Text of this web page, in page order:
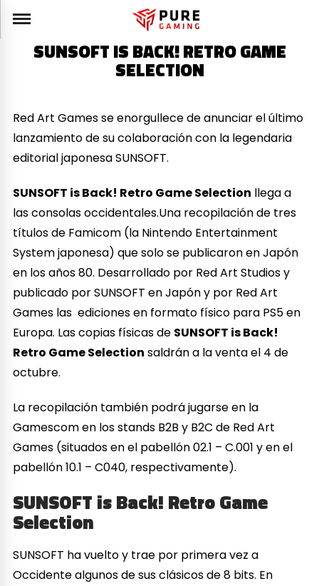
SUNSOFT IS BACK! RETRO GAME
SELECTION
Red Art Games se enorgullece de anunciar el último
lanzamiento de su colaboración con la legendaria
editorial japonesa SUNSOFT.
SUNSOFT is Back! Retro Game Selection llega a
las consolas occidentales.Una recopilación de tres
títulos de Famicom (la Nintendo Entertainment
System japonesa) que solo se publicaron en Japón
en los años 80. Desarrollado por Red Art Studios y
publicado por SUNSOFT en Japón y por Red Art
Games las ediciones en formato físico para PS5 en
Europa. Las copias físicas de SUNSOFT is Back!
Retro Game Selection saldrán a la venta el 4 de
octubre.
La recopilación también podrá jugarse en la
Gamescom en los stands B2B y B2C de Red Art
Games (situados en el pabellón 02.1 – C.001 y en el
pabellón 10.1 – C040, respectivamente).
SUNSOFT is Back! Retro Game
Selection
SUNSOFT ha vuelto y trae por primera vez a
Occidente algunos de sus clásicos de 8 bits. En